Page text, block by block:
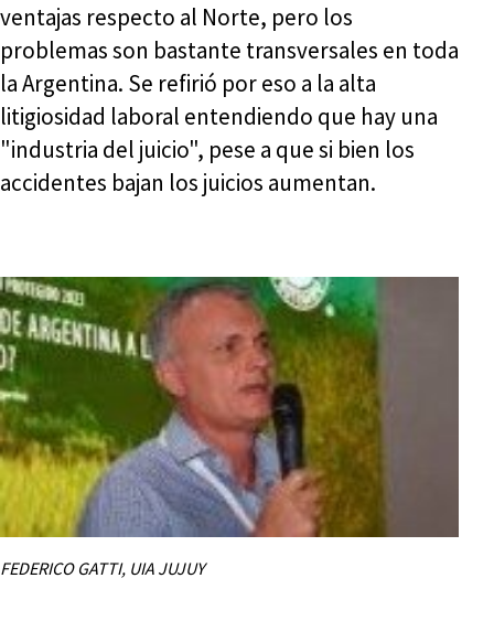
ventajas respecto al Norte, pero los
problemas son bastante transversales en toda
la Argentina. Se refirió por eso a la alta
litigiosidad laboral entendiendo que hay una
"industria del juicio", pese a que si bien los
accidentes bajan los juicios aumentan.
FEDERICO GATTI, UIA JUJUY